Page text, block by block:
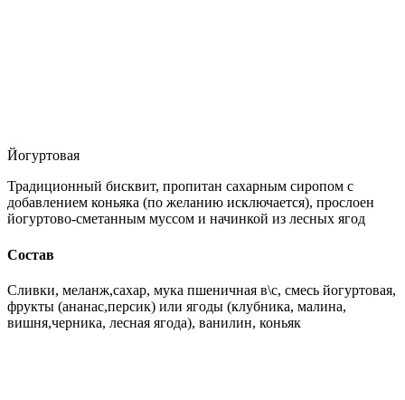
Йогуртовая
Традиционный бисквит, пропитан сахарным сиропом с
добавлением коньяка (по желанию исключается), прослоен
йогуртово-сметанным муссом и начинкой из лесных ягод
Состав
Сливки, меланж,сахар, мука пшеничная в\с, смесь йогуртовая,
фрукты (ананас,персик) или ягоды (клубника, малина,
вишня,черника, лесная ягода), ванилин, коньяк